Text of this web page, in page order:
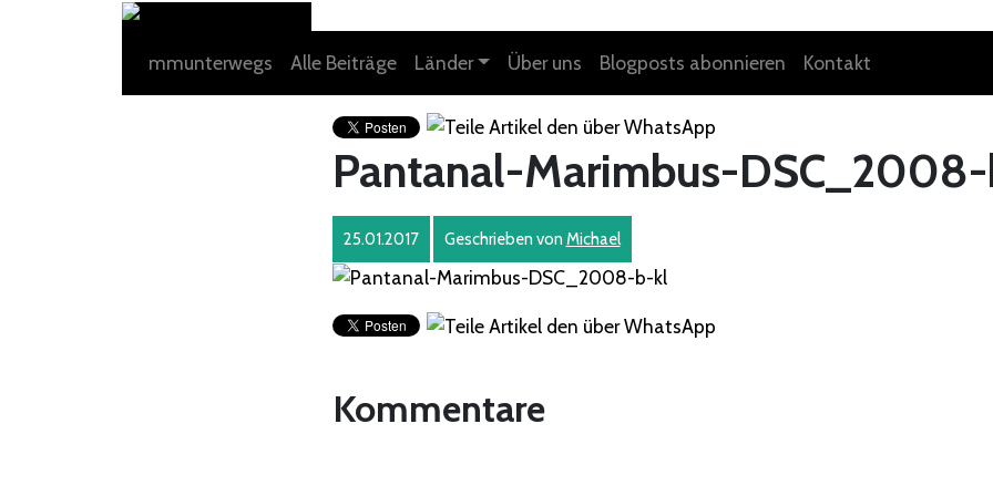
mmunterwegs Alle Beiträge Länder Über uns Blogposts abonnieren Kontakt
Pantanal-Marimbus-
25.01.2017 Geschrieben von Michael
Kommentare